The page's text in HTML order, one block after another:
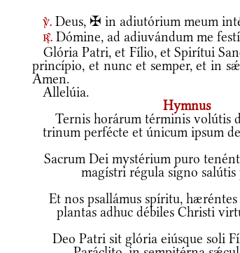
v. Deus, ✠ in adiutórium meum
r. Dómine, ad adiuvándum me
Glória Patri, et Fílio, et Spirítui
princípio, et nunc et semper, et in
Amen.
Allelúia.
Hymnus
Ternis horárum términis volútis
trinum perfécte et únicum ipsum
Sacrum Dei mystérium puro
magístri régula signo salútis
Et nos psallámus spíritu, hæréntes
plantas adhuc débiles Christi
Deo Patri sit glória eiúsque soli